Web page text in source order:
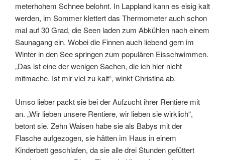
meterhohem Schnee belohnt. In Lappland kann es eisig kalt
werden, im Sommer klettert das Thermometer auch schon
mal auf 30 Grad, die Seen laden zum Abkühlen nach einem
Saunagang ein. Wobei die Finnen auch liebend gern im
Winter in den See springen zum populären Eisschwimmen.
„Das ist eine der wenigen Sachen, die ich hier nicht
mitmache. Ist mir viel zu kalt“, winkt Christina ab.
Umso lieber packt sie bei der Aufzucht ihrer Rentiere mit
an. „Wir lieben unsere Rentiere, wir lieben sie wirklich“,
betont sie. Zehn Waisen habe sie als Babys mit der
Flasche aufgezogen, sie hätten im Haus in einem
Kinderbett geschlafen, da sie alle drei Stunden gefüttert